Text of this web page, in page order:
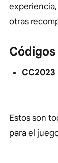
otras
CC2023
Estos son
para el